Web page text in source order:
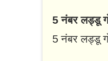
5 नंबर लड्डू
5 नंबर लड्डू